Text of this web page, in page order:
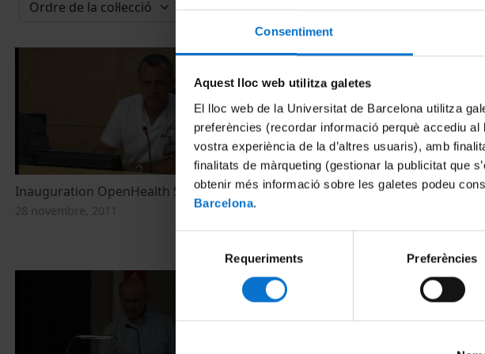
Consentiment
Aquest lloc web utilitza galetes
El lloc web de la Universitat de Barcelona utilitza
preferències (recordar informació perquè accediu
vostra experiència de la d’altres usuaris), amb
finalitats de màrqueting (gestionar la publicitat que
obtenir més informació sobre les galetes podeu
Barcelona.
consentiment
Requeriments Preferències
Inauguration OpenHealth Spain 2011
28 novembre, 2011
The research use of electronic
health information technology